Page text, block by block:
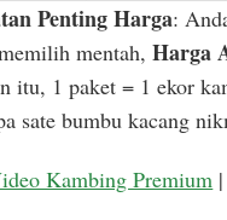
Penting Harga:
mentah, Harga
itu, 1 paket = 1 ekor
sate bumbu kacang
Kambing Premium